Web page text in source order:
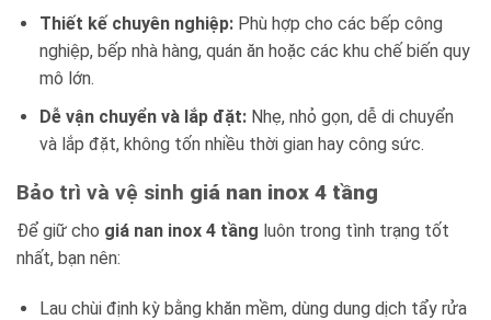
Thiết kế chuyên nghiệp:Phù hợp cho các bếp công
nghiệp, bếp nhà hàng, quán ăn hoặc các khu chế biến quy
mô lớn.
Dễ vận chuyển và lắp đặt:Nhẹ, nhỏ gọn, dễ di chuyển
và lắp đặt, không tốn nhiều thời gian hay công sức.
Bảo trì và vệ sinh giá nan inox 4 tầng
Để giữ cho giá nan inox 4 tầng luôn trong tình trạng tốt
nhất, bạn nên:
Lau chùi định kỳ bằng khăn mềm, dùng dung dịch tẩy rửa